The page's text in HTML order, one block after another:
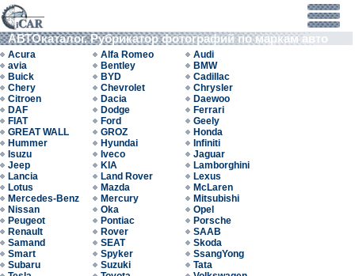
АВТОкаталог. Рубрикатор фотографий по маркам авто
Acura Alfa Romeo
Audi
avia
Bentley
BMW
Buick
BYD
Cadillac
Chery
Chevrolet
Chrysler
Citroen
Dacia
Daewoo
DAF
Dodge
Ferrari
FIAT
Ford
Geely
GREAT WALL
GROZ
Honda
Hummer
Hyundai
Infiniti
Isuzu
Iveco
Jaguar
Jeep
KIA
Lamborghini
Lancia
Land Rover
Lexus
Lotus
Mazda
McLaren
Mercedes-Benz
Mercury
Mitsubishi
Nissan
Oka
Opel
Peugeot
Pontiac
Porsche
Renault
Rover
SAAB
Samand
SEAT
Skoda
Smart
Spyker
SsangYong
Subaru
Suzuki
Tata